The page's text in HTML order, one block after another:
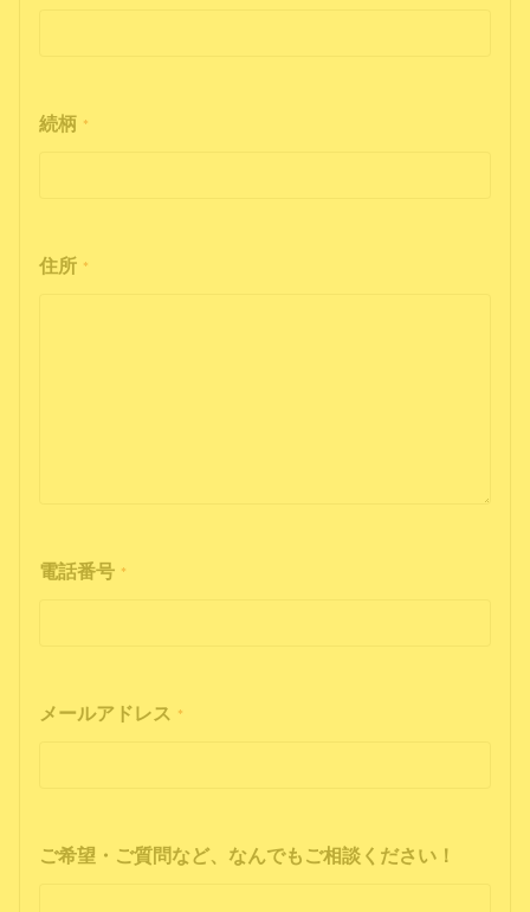
続柄 *
住所 *
電話番号 *
メールアドレス *
ご希望・ご質問など、なんでもご相談ください！